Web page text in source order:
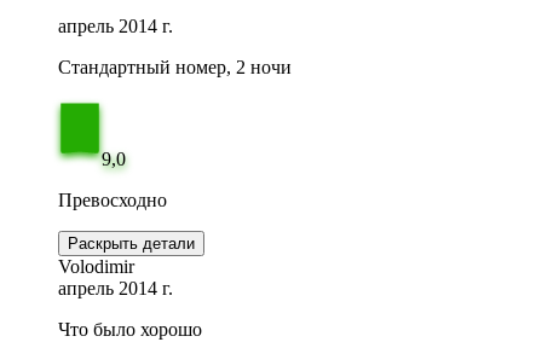
апрель 2014 г.
Стандартный номер, 2 ночи
9,0
Превосходно
Раскрыть детали
Volodimir
апрель 2014 г.
Что было хорошо